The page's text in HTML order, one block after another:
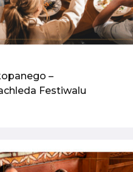
–
Festiwalu